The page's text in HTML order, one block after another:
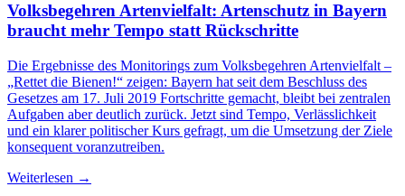
Volksbegehren Artenvielfalt: Artenschutz in Bayern
braucht mehr Tempo statt Rückschritte
Die Ergebnisse des Monitorings zum Volksbegehren Artenvielfalt –
„Rettet die Bienen!“ zeigen: Bayern hat seit dem Beschluss des
Gesetzes am 17. Juli 2019 Fortschritte gemacht, bleibt bei zentralen
Aufgaben aber deutlich zurück. Jetzt sind Tempo, Verlässlichkeit
und ein klarer politischer Kurs gefragt, um die Umsetzung der Ziele
konsequent voranzutreiben.
Weiterlesen →